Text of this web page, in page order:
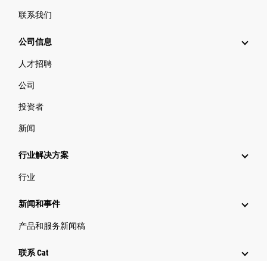
联系我们
公司信息
人才招聘
公司
投资者
新闻
行业解决方案
行业
新闻和事件
产品和服务新闻稿
联系 Cat